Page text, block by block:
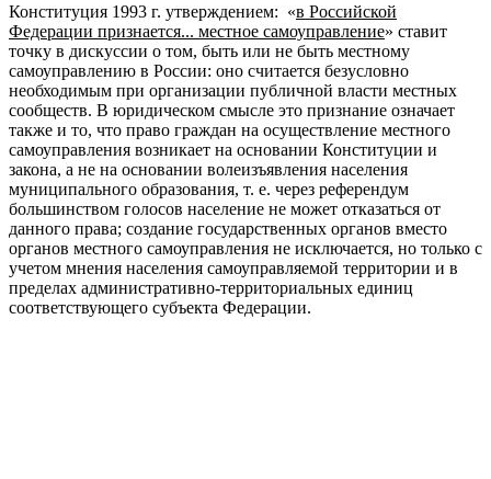
Конституция 1993 г. утверждением: «в Российской
Федерации признается... местное самоуправление» ставит
точку в дискуссии о том, быть или не быть местному
самоуправлению в России: оно считается безусловно
необходимым при организации публичной власти местных
сообществ. В юридическом смысле это признание означает
также и то, что право граждан на осуществление местного
самоуправления возникает на основании Конституции и
закона, а не на основании волеизъявления населения
муниципального образования, т. е. через референдум
большинством голосов население не может отказаться от
данного права; создание государственных органов вместо
органов местного самоуправления не исключается, но только с
учетом мнения населения самоуправляемой территории и в
пределах административно-территориальных единиц
соответствующего субъекта Федерации.